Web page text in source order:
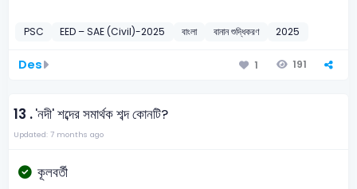
PSC EED – SAE (Civil)-2025 বাংলা বানান শুদ্ধিকরণ 2025
Des 1 191
13 .'নদী' শব্দের সমার্থক শব্দ কোনটি?
Updated: 7 months ago
কূলবর্তী